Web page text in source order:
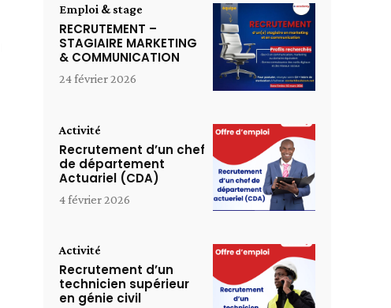
Emploi & stage
RECRUTEMENT –
STAGIAIRE MARKETING
& COMMUNICATION
24 février 2026
Activité
Recrutement d’un chef
de département
Actuariel (CDA)
4 février 2026
Activité
Recrutement d’un
technicien supérieur
en génie civil